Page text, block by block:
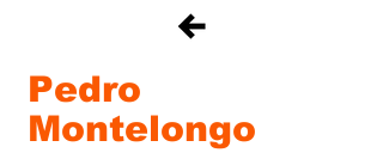
Pedro
Montelongo